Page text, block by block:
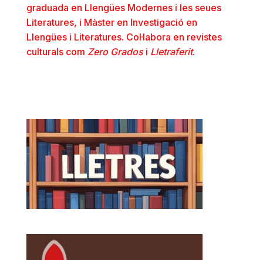
graduada en Llengües Modernes i les seues
Literatures, i Màster en Investigació en
Llengües i Literatures. Col·labora en revistes
culturals com Zero Gradosi Lletraferit.